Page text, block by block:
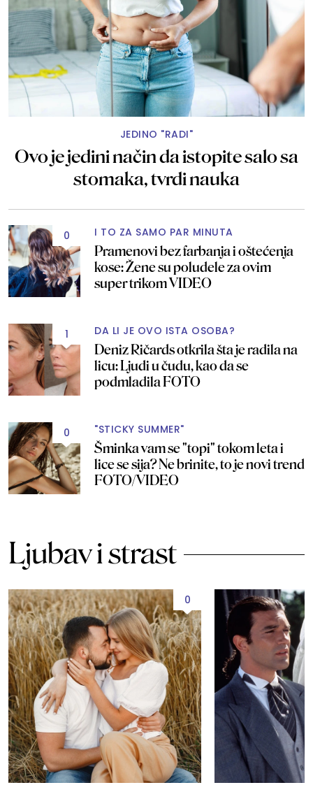
JEDINO "RADI"
Ovo je jedini način da istopite salo sa
stomaka, tvrdi nauka
0 I TO ZA SAMO PAR MINUTA
Pramenovi bez farbanja i oštećenja
kose: Žene su poludele za ovim
super trikom VIDEO
1 DA LI JE OVO ISTA OSOBA?
Deniz Ričards otkrila šta je radila na
licu: Ljudi u čudu, kao da se
podmladila FOTO
0 "STICKY SUMMER"
Šminka vam se "topi" tokom leta i
lice se sija? Ne brinite, to je novi trend
FOTO/VIDEO
Ljubav i strast
0